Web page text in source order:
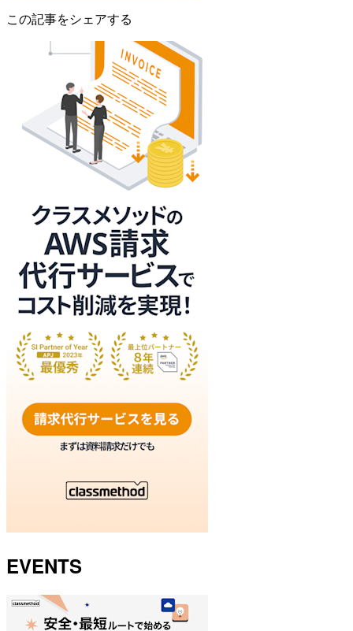
この記事をシェアする
EVENTS